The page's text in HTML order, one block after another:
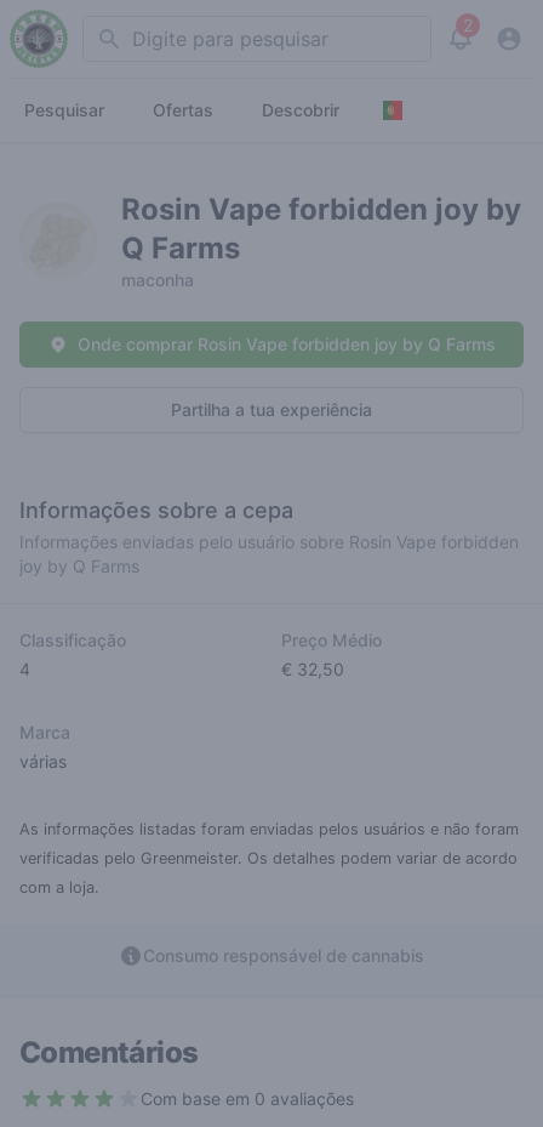
Search 2
View
Pesquisar Ofertas Descobrir
Rosin Vape forbidden joy by
Q Farms
maconha
Partilha a tua experiência
Onde comprar Rosin Vape forbidden joy by Q Farms
Informações sobre a cepa
Informações enviadas pelo usuário sobre Rosin Vape forbidden
joy by Q Farms
Classificação
4
Preço Médio
€ 32,50
Marca
várias
As informações listadas foram enviadas pelos usuários e não foram
verificadas pelo Greenmeister. Os detalhes podem variar de acordo
com a loja.
Consumo responsável de cannabis
Comentários
Com base em 0 avaliações